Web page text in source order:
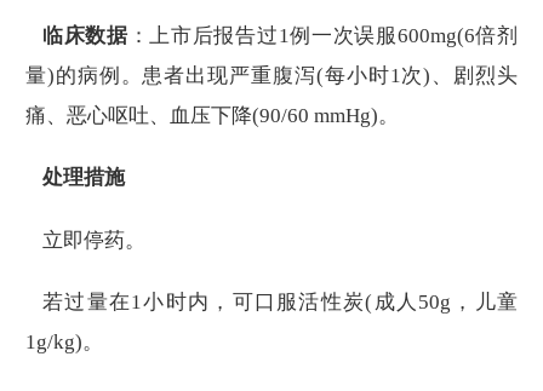
临床数据：上市后报告过1例一次误服600mg(6倍剂
量)的病例。患者出现严重腹泻(每小时1次)、剧烈头
痛、恶心呕吐、血压下降(90/60 mmHg)。
处理措施
立即停药。
若过量在1小时内，可口服活性炭(成人50g，儿童
1g/kg)。